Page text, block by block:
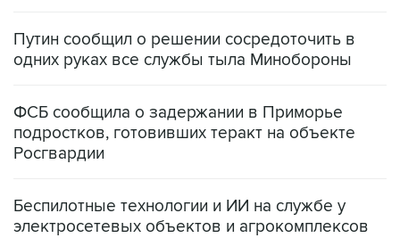
Путин сообщил о решении сосредоточить в
одних руках все службы тыла Минобороны
ФСБ сообщила о задержании в Приморье
подростков, готовивших теракт на объекте
Росгвардии
Беспилотные технологии и ИИ на службе у
электросетевых объектов и агрокомплексов